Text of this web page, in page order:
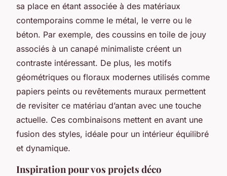
sa place en étant associée à des matériaux
contemporains comme le métal, le verre ou le
béton. Par exemple, des coussins en toile de jouy
associés à un canapé minimaliste créent un
contraste intéressant. De plus, les motifs
géométriques ou floraux modernes utilisés comme
papiers peints ou revêtements muraux permettent
de revisiter ce matériau d’antan avec une touche
actuelle. Ces combinaisons mettent en avant une
fusion des styles, idéale pour un intérieur équilibré
et dynamique.
Inspiration pour vos projets déco